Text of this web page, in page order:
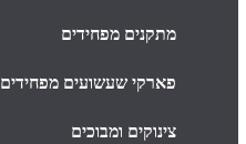
מתקנים מפחידים
פארקי שעשועים מפחידים
צינוקים ומבוכים